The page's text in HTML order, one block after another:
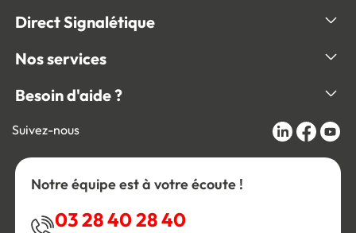
Direct Signalétique
Nos services
Besoin d'aide ?
Suivez-nous
Notre équipe est à votre écoute !
03 28 40 28 40